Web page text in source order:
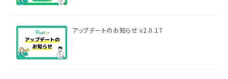
アップデートのお知らせ v2.0.17